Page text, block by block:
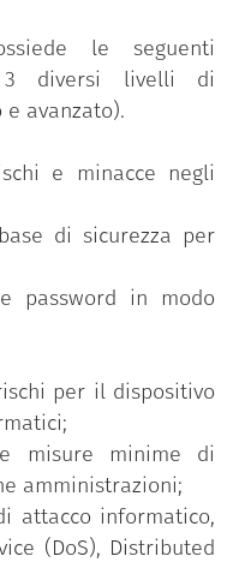
di 11 competenze
ciascuna
in un numero
raggruppate
(base, intermedio
delle 11 competenze
digitali per la
conseguito il Badge
personalizzato
dell’effettivo
individuale ed ha
di verifica delle
al livello di
le seguenti
diversi livelli di
avanzato).
e minacce negli
di sicurezza per
password in modo
per il dispositivo
misure minime di
amministrazioni;
attacco informatico,
(DoS), Distributed